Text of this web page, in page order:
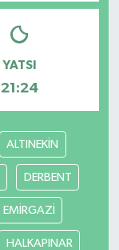
YATSI
21:24
ALTINEKİN
DERBENT
EMİRGAZİ
HALKAPINAR